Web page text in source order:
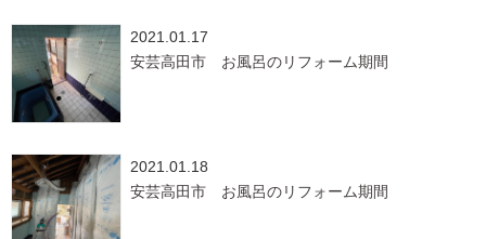
2021.01.17
安芸高田市 お風呂のリフォーム期間
2021.01.18
安芸高田市 お風呂のリフォーム期間